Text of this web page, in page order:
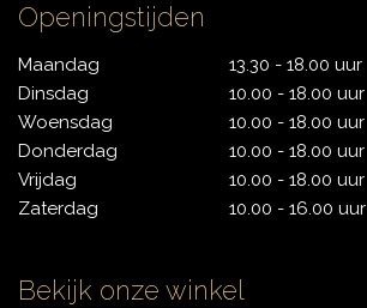
Openingstijden
Maandag
Dinsdag
Woensdag
Donderdag
Vrijdag
Zaterdag
13.30 - 18.00 uur
10.00 - 18.00 uur
10.00 - 18.00 uur
10.00 - 18.00 uur
10.00 - 18.00 uur
10.00 - 16.00 uur
Bekijk onze winkel